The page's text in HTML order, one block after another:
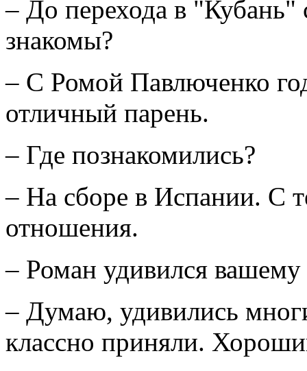
– До перехода в
знакомы?
– С Ромой Павлюченко
отличный парень.
– Где познакомились?
– На сборе в Испании. С
отношения.
– Роман удивился вашему
– Думаю, удивились
классно приняли.